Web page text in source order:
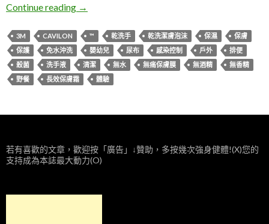
Continue reading 體驗。3M嬰幼兒保膚系列
→
3M CAVILON ™ 乾洗手 乾洗潔膚泡沫 保濕
保膚
保護
免水沖洗 嬰幼兒 尿布 感染控制 戶外
排便
殺菌
洗手液 清潔 無水 無痛保膚膜 無酒精
無香精
野餐
長效保膚霜 體驗
若有喜歡的文章，歡迎按「廣告」↓贊助，多按幾次強身健體!(X)您的
支持成為本誌最大動力(O)